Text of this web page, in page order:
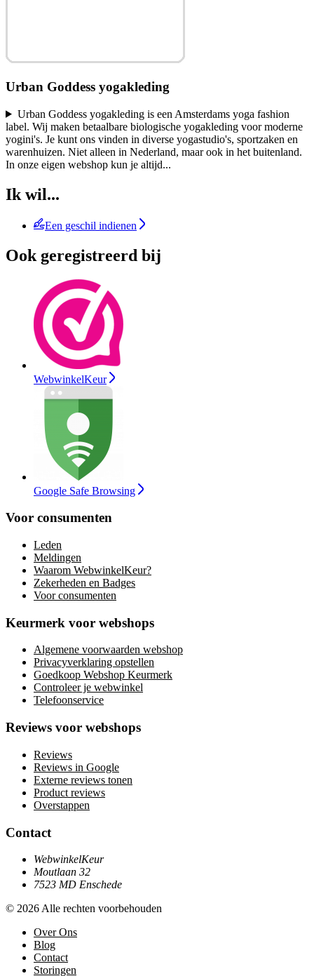
Urban Goddess yogakleding
Urban Goddess yogakleding is een Amsterdams yoga fashion
label. Wij maken betaalbare biologische yogakleding voor moderne
yogini's. Je kunt ons vinden in diverse yogastudio's, sportzaken en
warenhuizen. Niet alleen in Nederland, maar ook in het buitenland.
In onze eigen webshop kun je altijd...
Ik wil...
Een geschil indienen
Ook geregistreerd bij
WebwinkelKeur
Google Safe Browsing
Voor consumenten
Leden
Meldingen
Waarom WebwinkelKeur?
Zekerheden en Badges
Voor consumenten
Keurmerk voor webshops
Algemene voorwaarden webshop
Privacyverklaring opstellen
Goedkoop Webshop Keurmerk
Controleer je webwinkel
Telefoonservice
Reviews voor webshops
Reviews
Reviews in Google
Externe reviews tonen
Product reviews
Overstappen
Contact
WebwinkelKeur
Moutlaan 32
7523 MD Enschede
© 2026 Alle rechten voorbehouden
Over Ons
Blog
Contact
Storingen